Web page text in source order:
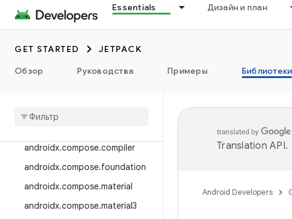
Essentials Дизайн и план
GET STARTED
JETPACK
Обзор
Руководства Примеры Библиотеки
androidx.camera.viewfinder
androidx.car
androidx.car.app
androidx.cardview
androidx.compose.compiler
androidx.compose.foundation
androidx.compose.material
androidx.compose.material3
Translation API.
Android Developers